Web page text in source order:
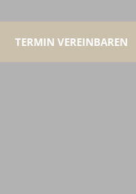
TERMIN VEREINBAREN